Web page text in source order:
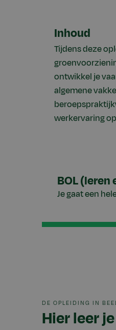
Inhoud
Tijdens deze
ontwikkel je
algemene
werkervaring
BOL (leren
Je gaat een
DE OPLEIDING IN
Hier leer